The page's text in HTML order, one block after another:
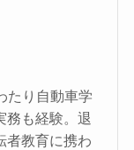
たり自動車学
務も経験。退
者教育に携わ